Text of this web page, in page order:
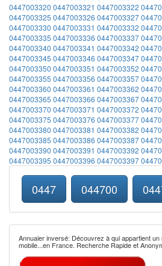
0447003320 0447003321 0447003322
0447003325 0447003326 0447003327
0447003330 0447003331 0447003332
0447003335 0447003336 0447003337
0447003340 0447003341 0447003342
0447003345 0447003346 0447003347
0447003350 0447003351 0447003352
0447003355 0447003356 0447003357
0447003360 0447003361 0447003362
0447003365 0447003366 0447003367
0447003370 0447003371 0447003372
0447003375 0447003376 0447003377
0447003380 0447003381 0447003382
0447003385 0447003386 0447003387
0447003390 0447003391 0447003392
0447003395 0447003396 0447003397
0447 044700
Annuaier inversé: Découvrez à qui appartient
mobile...en France. Recherche Rapide et